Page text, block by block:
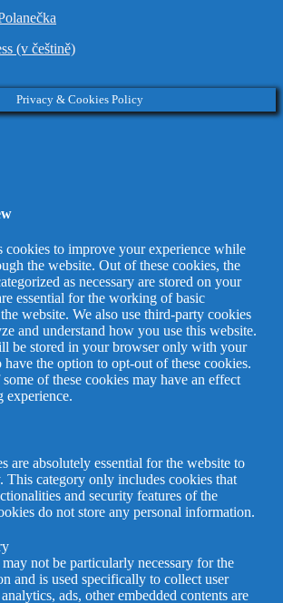
(v češtině)
Privacy & Cookies Policy
cookies to improve your experience while
the website. Out of these cookies, the
as necessary are stored on your
essential for the working of basic
website. We also use third-party cookies
and understand how you use this website.
be stored in your browser only with your
have the option to opt-out of these cookies.
of these cookies may have an effect
experience.
are absolutely essential for the website to
This category only includes cookies that
and security features of the
do not store any personal information.
not be particularly necessary for the
and is used specifically to collect user
ads, other embedded contents are